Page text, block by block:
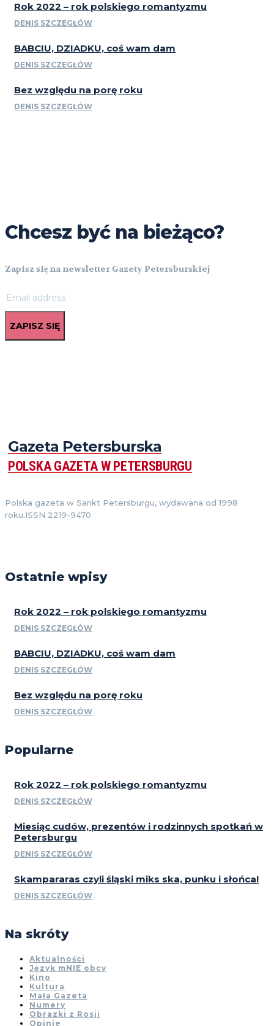
Rok 2022 – rok polskiego romantyzmu
DENIS SZCZEGŁÓW
BABCIU, DZIADKU, coś wam dam
DENIS SZCZEGŁÓW
Bez względu na porę roku
DENIS SZCZEGŁÓW
Chcesz być na bieżąco?
Zapisz się na newsletter Gazety Petersburskiej
ZAPISZ SIĘ
Gazeta Petersburska
POLSKA GAZETA W PETERSBURGU
Polska gazeta w Sankt Petersburgu, wydawana od 1998
roku.ISSN 2219-9470
Ostatnie wpisy
Rok 2022 – rok polskiego romantyzmu
DENIS SZCZEGŁÓW
BABCIU, DZIADKU, coś wam dam
DENIS SZCZEGŁÓW
Bez względu na porę roku
DENIS SZCZEGŁÓW
Popularne
Rok 2022 – rok polskiego romantyzmu
DENIS SZCZEGŁÓW
Miesiąc cudów, prezentów i rodzinnych spotkań w
Petersburgu
DENIS SZCZEGŁÓW
Skampararas czyli śląski miks ska, punku i słońca!
DENIS SZCZEGŁÓW
Na skróty
Aktualności
Język mNIE obcy
Kino
Kultura
Mała Gazeta
Numery
Obrazki z Rosji
Opinie